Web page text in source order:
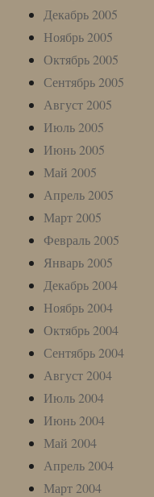
Декабрь 2005
Ноябрь 2005
Октябрь 2005
Сентябрь 2005
Август 2005
Июль 2005
Июнь 2005
Май 2005
Апрель 2005
Март 2005
Февраль 2005
Январь 2005
Декабрь 2004
Ноябрь 2004
Октябрь 2004
Сентябрь 2004
Август 2004
Июль 2004
Июнь 2004
Май 2004
Апрель 2004
Март 2004